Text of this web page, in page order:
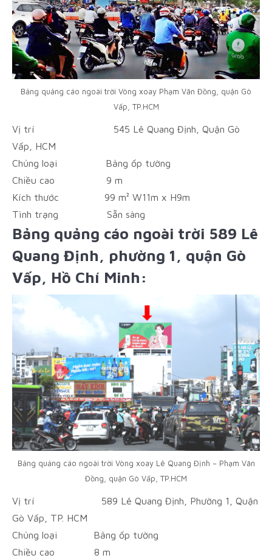
Bảng quảng cáo ngoài trời Vòng xoay Phạm Văn Đồng, quận Gò
Vấp, TP.HCM
Vị trí 545 Lê Quang Định, Quận Gò
Vấp, HCM
Chủng loại Bảng ốp tường
Chiều cao 9 m
Kích thước 99 m² W11m x H9m
Tình trạng Sẵn sàng
Bảng quảng cáo ngoài trời 589 Lê
Quang Định, phường 1, quận Gò
Vấp, Hồ Chí Minh:
Bảng quảng cáo ngoài trời Vòng xoay Lê Quang Định – Phạm Văn
Đồng, quận Gò Vấp, TP.HCM
Vị trí 589 Lê Quang Định, Phường 1, Quận
Gò Vấp, TP. HCM
Chủng loại Bảng ốp tường
Chiều cao 8 m